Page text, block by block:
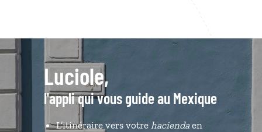
Luciole,
l'appli qui vous guide au Mexique
L’itinéraire vers votre hacienda en